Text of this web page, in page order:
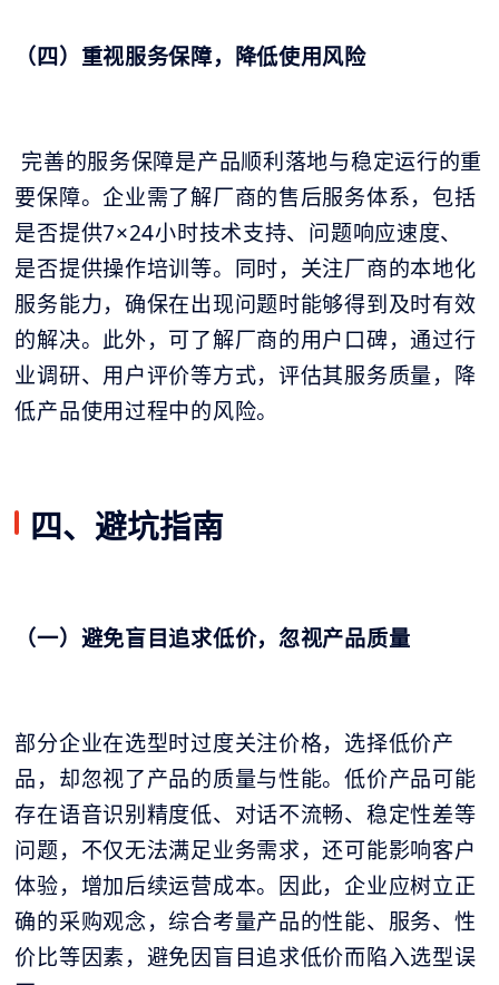
（四）重视服务保障，降低使用风险
完善的服务保障是产品顺利落地与稳定运行的重
要保障。企业需了解厂商的售后服务体系，包括
是否提供7×24小时技术支持、问题响应速度、
是否提供操作培训等。同时，关注厂商的本地化
服务能力，确保在出现问题时能够得到及时有效
的解决。此外，可了解厂商的用户口碑，通过行
业调研、用户评价等方式，评估其服务质量，降
低产品使用过程中的风险。
四、避坑指南
（一）避免盲目追求低价，忽视产品质量
部分企业在选型时过度关注价格，选择低价产
品，却忽视了产品的质量与性能。低价产品可能
存在语音识别精度低、对话不流畅、稳定性差等
问题，不仅无法满足业务需求，还可能影响客户
体验，增加后续运营成本。因此，企业应树立正
确的采购观念，综合考量产品的性能、服务、性
价比等因素，避免因盲目追求低价而陷入选型误